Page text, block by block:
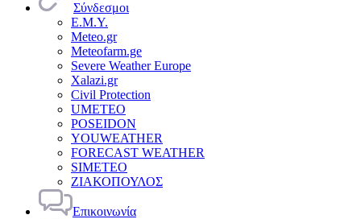
Σύνδεσμοι
Ε.Μ.Υ.
Meteo.gr
Meteofarm.ge
Severe Weather Europe
Xalazi.gr
Civil Protection
UMETEO
POSEIDON
YOUWEATHER
FORECAST WEATHER
SIMETEO
ΖΙΑΚΟΠΟΥΛΟΣ
Επικοινωνία